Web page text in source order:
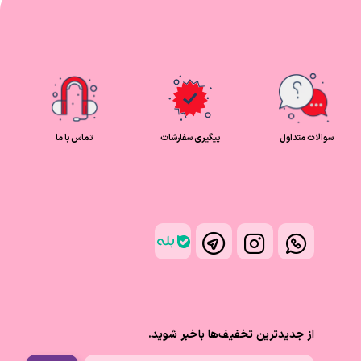
سوالات متداول پیگیری سفارشات تماس با ما
از جدیدترین تخفیف‌ها باخبر شوید.